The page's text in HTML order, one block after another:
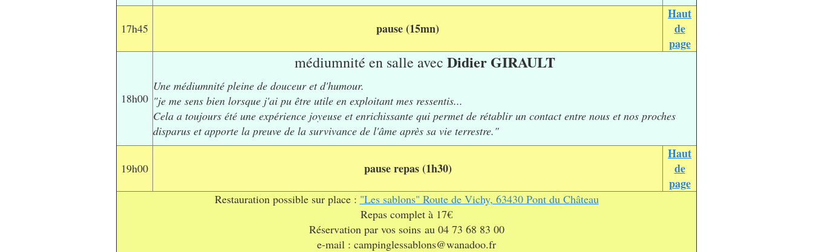
17h45 pause (15mn)
Haut
de
page
18h00
médiumnité en salle avec Didier GIRAULT
Une médiumnité pleine de douceur et d'humour.
"je me sens bien lorsque j'ai pu être utile en exploitant mes ressentis...
Cela a toujours été une expérience joyeuse et enrichissante qui permet de rétablir un contact entre nous et nos proches
disparus et apporte la preuve de la survivance de l'âme après sa vie terrestre."
19h00 pause repas (1h30)
Haut
de
page
Restauration possible sur place : "Les sablons" Route de Vichy, 63430 Pont du Château
Repas complet à 17€
Réservation par vos soinsau 04 73 68 83 00
e-mail : campinglessablons@wanadoo.fr